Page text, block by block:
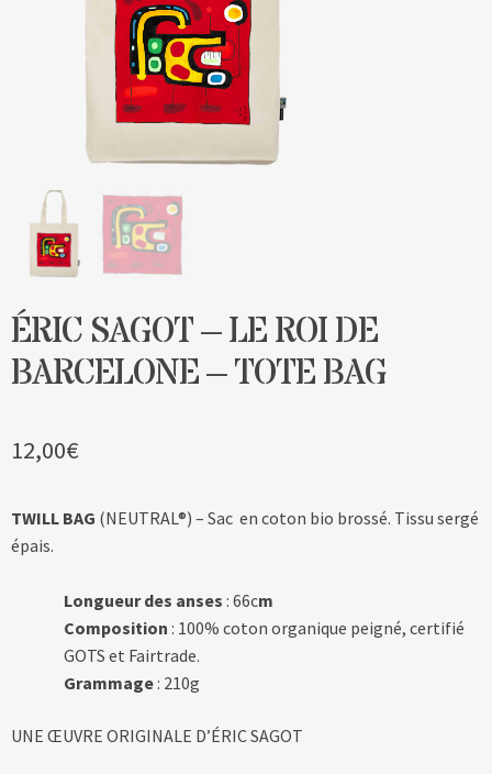
Contact & devis
ÉRIC SAGOT – LE ROI DE
BARCELONE – TOTE BAG
12,00€
TWILL BAG (NEUTRAL®) – Sac en coton bio brossé. Tissu sergé
épais.
Longueur des anses : 66cm
Composition : 100% coton organique peigné, certifié
GOTS et Fairtrade.
Grammage : 210g
UNE ŒUVRE ORIGINALE D’ÉRIC SAGOT